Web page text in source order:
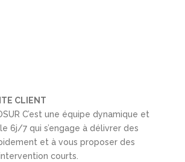
CLIENT
C’est une équipe dynamique et
6j/7 qui s’engage à délivrer des
et à vous proposer des
courts.